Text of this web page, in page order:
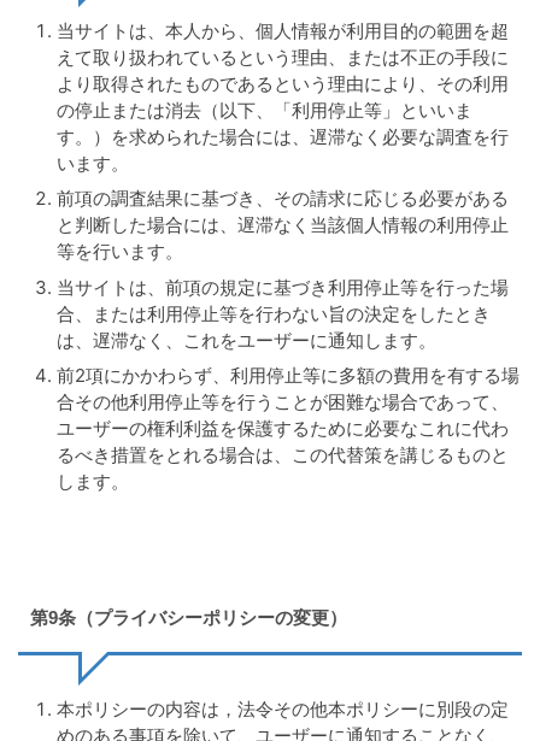
当サイトは、本人から、個人情報が利用目的の範囲を超
えて取り扱われているという理由、または不正の手段に
より取得されたものであるという理由により、その利用
の停止または消去（以下、「利用停止等」といいま
す。）を求められた場合には、遅滞なく必要な調査を行
います。
前項の調査結果に基づき、その請求に応じる必要がある
と判断した場合には、遅滞なく当該個人情報の利用停止
等を行います。
当サイトは、前項の規定に基づき利用停止等を行った場
合、または利用停止等を行わない旨の決定をしたとき
は、遅滞なく、これをユーザーに通知します。
前2項にかかわらず、利用停止等に多額の費用を有する場
合その他利用停止等を行うことが困難な場合であって、
ユーザーの権利利益を保護するために必要なこれに代わ
るべき措置をとれる場合は、この代替策を講じるものと
します。
第9条（プライバシーポリシーの変更）
本ポリシーの内容は，法令その他本ポリシーに別段の定
めのある事項を除いて、ユーザーに通知することなく、